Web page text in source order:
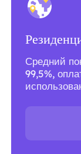
Средний
99,5%,